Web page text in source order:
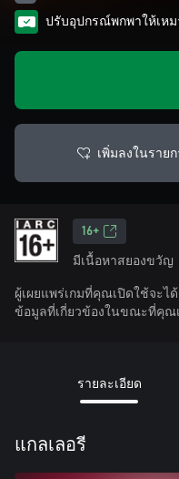
ปรับอุปกรณ์พกพาให้เห
เพิ่มลงในราย
16+
มีเนื้อหาสยองขวัญ
ผู้เผยแพร่เกมที่คุณเปิดใช้จะไ
ข้อมูลที่เกี่ยวข้องในขณะที่คุณ
รายละเอียด
แกลเลอรี